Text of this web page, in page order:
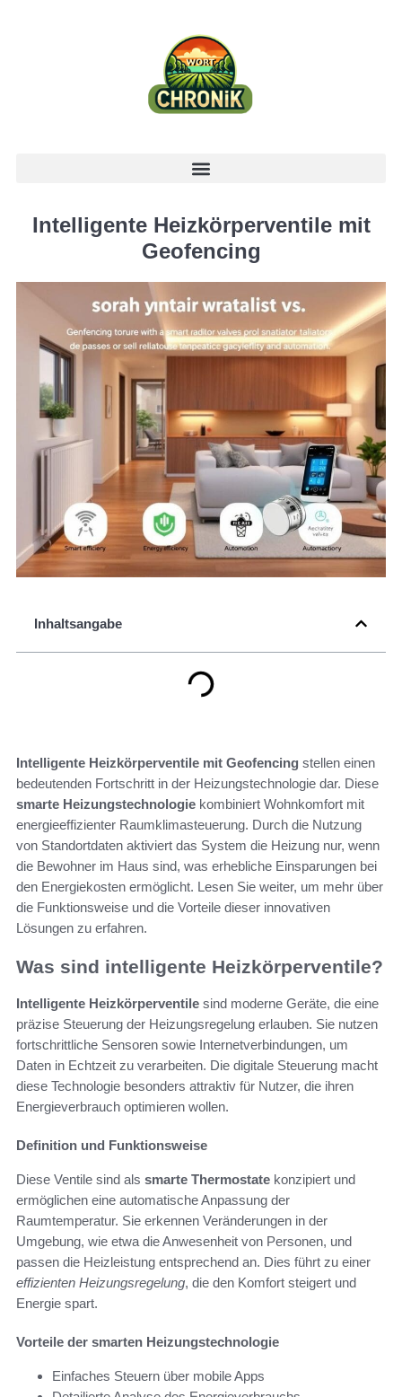
Intelligente Heizkörperventile mit
Geofencing
Inhaltsangabe
Intelligente Heizkörperventile mit Geofencing stellen einen
bedeutenden Fortschritt in der Heizungstechnologie dar. Diese
smarte Heizungstechnologie kombiniert Wohnkomfort mit
energieeffizienter Raumklimasteuerung. Durch die Nutzung
von Standortdaten aktiviert das System die Heizung nur, wenn
die Bewohner im Haus sind, was erhebliche Einsparungen bei
den Energiekosten ermöglicht. Lesen Sie weiter, um mehr über
die Funktionsweise und die Vorteile dieser innovativen
Lösungen zu erfahren.
Was sind intelligente Heizkörperventile?
Intelligente Heizkörperventile sind moderne Geräte, die eine
präzise Steuerung der Heizungsregelung erlauben. Sie nutzen
fortschrittliche Sensoren sowie Internetverbindungen, um
Daten in Echtzeit zu verarbeiten. Die digitale Steuerung macht
diese Technologie besonders attraktiv für Nutzer, die ihren
Energieverbrauch optimieren wollen.
Definition und Funktionsweise
Diese Ventile sind als smarte Thermostate konzipiert und
ermöglichen eine automatische Anpassung der
Raumtemperatur. Sie erkennen Veränderungen in der
Umgebung, wie etwa die Anwesenheit von Personen, und
passen die Heizleistung entsprechend an. Dies führt zu einer
effizienten Heizungsregelung, die den Komfort steigert und
Energie spart.
Vorteile der smarten Heizungstechnologie
Einfaches Steuern über mobile Apps